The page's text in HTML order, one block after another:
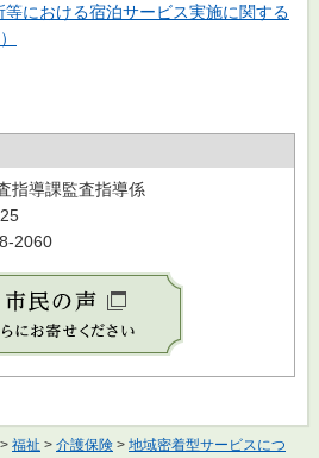
における宿泊サービス実施に関する
指導課監査指導係
2060
> 福祉 > 介護保険 > 地域密着型サービスにつ